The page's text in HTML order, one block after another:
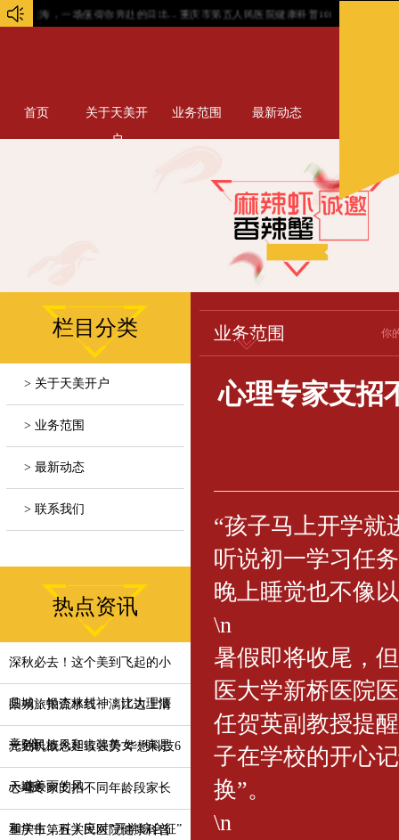
海，一场值得你奔赴的日出... 重庆市第五人民医院健康科普108︱发生溺水应该如何
首页
关于天美开
户
业务范围 最新动态
栏目分类
> 关于天美开户
> 业务范围
> 最新动态
> 联系我们
热点资讯
深秋必去！这个美到飞起的小
县城，银杏林封神，比大理惬
意5倍
阳朔旅拍流水线，漓江边上清
一色民族风和古装美女，真是
一道美丽的风
光刻机概念延续强势 华懋科技6
天4板
心理专家支招不同年龄段家长
和学生，科学应对“开学综合征”
重庆市第五人民医院健康科普
业务范围 你
心理专家支招
“孩子马上开学就
听说初一学习任
晚上睡觉也不像
\n
暑假即将收尾，
医大学新桥医院
任贺英副教授提
子在学校的开心
换”。
\n